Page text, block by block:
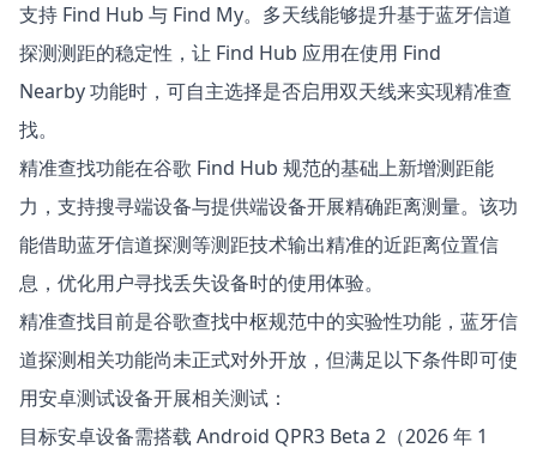
支持 Find Hub 与 Find My。多天线能够提升基于蓝牙信道
探测测距的稳定性，让 Find Hub 应用在使用 Find
Nearby功能时，可自主选择是否启用双天线来实现精准查
找。
精准查找功能在谷歌 Find Hub 规范的基础上新增测距能
力，支持搜寻端设备与提供端设备开展精确距离测量。该功
能借助蓝牙信道探测等测距技术输出精准的近距离位置信
息，优化用户寻找丢失设备时的使用体验。
精准查找目前是谷歌查找中枢规范中的实验性功能，蓝牙信
道探测相关功能尚未正式对外开放，但满足以下条件即可使
用安卓测试设备开展相关测试：
目标安卓设备需搭载 Android QPR3 Beta 2（2026 年 1